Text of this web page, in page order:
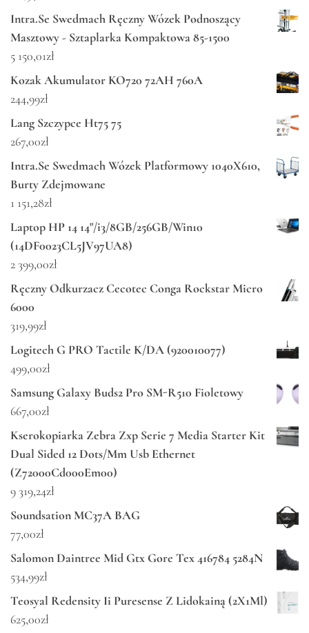
Intra.Se Swedmach Ręczny Wózek Podnoszący
Masztowy - Sztaplarka Kompaktowa 85-1500
5 150,01zł
Kozak Akumulator KO720 72AH 760A
244,99zł
Lang Szczypce Ht75 75
267,00zł
Intra.Se Swedmach Wózek Platformowy 1040X610,
Burty Zdejmowane
1 151,28zł
Laptop HP 14 14"/i3/8GB/256GB/Win10
(14DF0023CL5JV97UA8)
2 399,00zł
Ręczny Odkurzacz Cecotec Conga Rockstar Micro
6000
319,99zł
Logitech G PRO Tactile K/DA (920010077)
499,00zł
Samsung Galaxy Buds2 Pro SM-R510 Fioletowy
667,00zł
Kserokopiarka Zebra Zxp Serie 7 Media Starter Kit
Dual Sided 12 Dots/Mm Usb Ethernet
(Z72000Cd000Em00)
9 319,24zł
Soundsation MC37A BAG
77,00zł
Salomon Daintree Mid Gtx Gore Tex 416784 5284N
534,99zł
Teosyal Redensity Ii Puresense Z Lidokainą (2X1Ml)
625,00zł